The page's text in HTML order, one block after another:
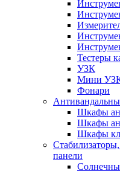
Тестеры
УЗК
Мини
Фонари
Шкафы
Шкафы
Шкафы
панели